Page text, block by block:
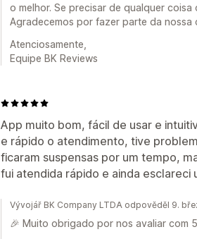
o melhor. Se precisar de qualquer
Agradecemos por fazer parte da nossa
Atenciosamente,
Equipe BK Reviews
App muito bom, fácil de usar e
e rápido o atendimento, tive
ficaram suspensas por um tempo,
fui atendida rápido e ainda esclareci
Vývojář BK Company LTDA odpověděl 9.
🎉 Muito obrigado por nos avaliar com